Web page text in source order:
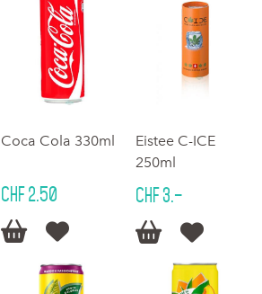
Coca Cola 330ml
CHF 2.50
 
Eistee C-ICE
250ml
CHF 3.–
 